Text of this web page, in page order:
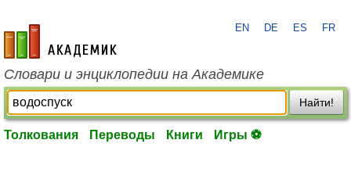
academic.ru
EN DE ES FR
Словари и энциклопедии на Академике
Найти!
Толкования Переводы Книги Игры ⚽